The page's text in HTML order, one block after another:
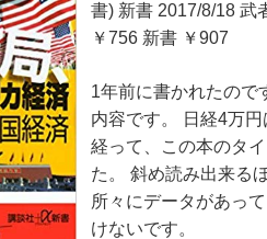
書) 新書 2017/8/18 武
￥756 新書 ￥907
1年前に書かれたので
内容です。 日経4万
経って、この本のタ
た。 斜め読み出来る
所々にデータがあっ
けないです。